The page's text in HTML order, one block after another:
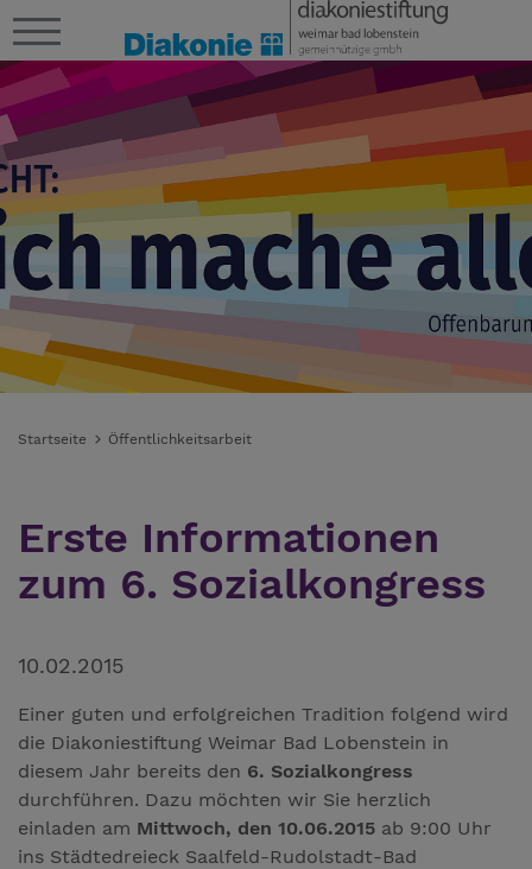
Startseite Öffentlichkeitsarbeit
Erste Informationen
zum 6. Sozialkongress
10.02.2015
Einer guten und erfolgreichen Tradition folgend wird
die Diakoniestiftung Weimar Bad Lobenstein in
diesem Jahr bereits den 6. Sozialkongress
durchführen. Dazu möchten wir Sie herzlich
einladen am Mittwoch, den 10.06.2015 ab 9:00 Uhr
ins Städtedreieck Saalfeld-Rudolstadt-Bad